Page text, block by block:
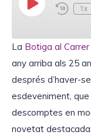
P
l
E
p
i
s
o
d
e
1x
RSS FEED
SHARE
LINK
La Botiga al
any arriba als 25
després d’haver-
esdeveniment,
descomptes en
novetat